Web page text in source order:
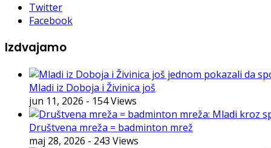
Twitter
Facebook
Izdvajamo
Mladi iz Doboja i Živinica još
jun 11, 2026 - 154 Views
Društvena mreža = badminton mrež
maj 28, 2026 - 243 Views